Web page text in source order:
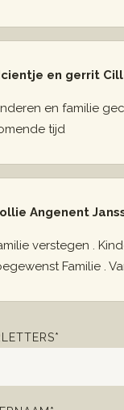
en gerrit
en familie
tijd
Angenent
verstegen .
Familie .